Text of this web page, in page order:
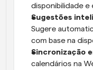
disponibilidade
Sugestões
Sugere
com base na
Sincronização
calendários na